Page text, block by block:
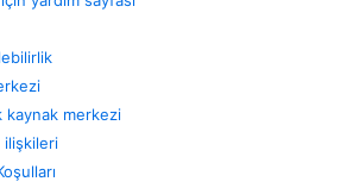
kaynak merkezi
ilişkileri